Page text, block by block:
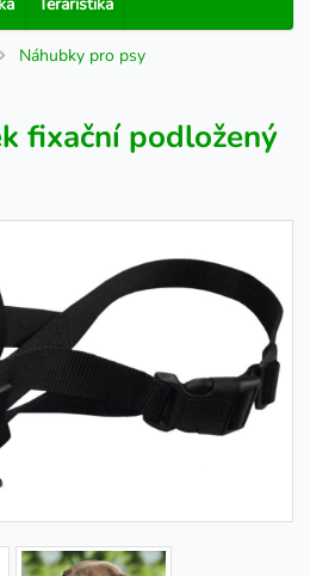
Náhubky pro psy
fixační podložený